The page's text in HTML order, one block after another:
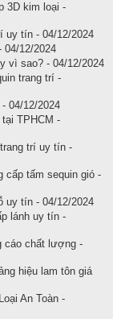
3D kim loại -
uy tín - 04/12/2024
04/12/2024
vì sao? - 04/12/2024
trang trí -
04/12/2024
TPHCM -
trí uy tín -
cấp tấm sequin gió -
uy tín - 04/12/2024
lánh uy tín -
cáo chất lượng -
hiệu lam tôn giá
An Toàn -